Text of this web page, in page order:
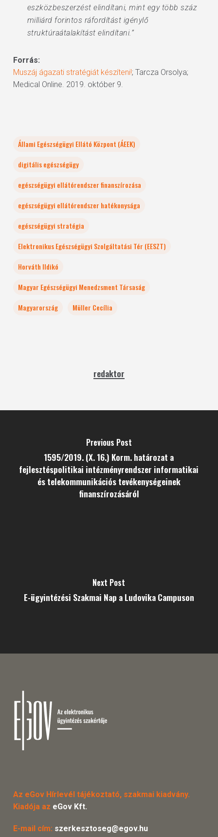
eszközbeszerzést elindítani, mint egy több száz
milliárd forintos ráfordítást igénylő
struktúraátalakítást elindítani.”
Forrás:
Muszáj ágazati stratégiát készíteni!; Tarcza Orsolya;
Medical Online. 2019. október 9.
Állami Egészségügyi Ellátó Központ (ÁEEK)
digitális egészségügy
egészségügyi ellátórendszer finanszírozása
egészségügyi ellátórendszer hatékonysága
egészségügyi stratégia
Elektronikus Egészségügyi Szolgáltatási Tér (EESZT)
Horváth Ildikó
Magyar Egészségügyi Menedzsment Társaság
Magyarország
Müller Cecília
redaktor
Previous Post
1595/2019. (X. 16.) Korm. határozat a
fejlesztéspolitikai intézményrendszer informatikai
és telekommunikációs tevékenységeinek
finanszírozásáról
Next Post
E-ügyintézési Szakmai Nap a Ludovika Campuson
Az eGov Hírlevél tájékoztató, szakmai kiadvány.
Kiadója az eGov Kft.
E-mail cím: szerkesztoseg@egov.hu